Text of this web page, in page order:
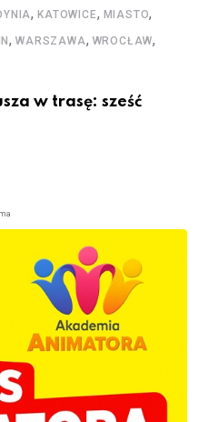
,KATOWICE, MIASTO,
,WARSZAWA, WROCŁAW,
w trasę: sześć